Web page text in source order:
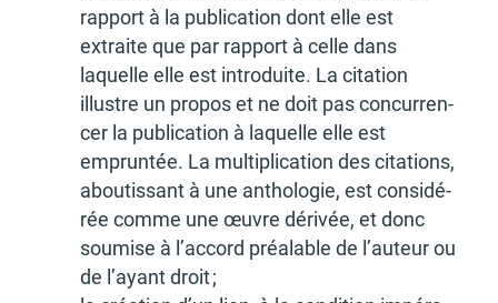
rapport à la publi­ca­tion dont elle est
extraite que par rapport à celle dans
laquelle elle est intro­duite. La cita­tion
illustre un propos et ne doit pas concur­ren­
cer la publi­ca­tion à laquelle elle est
emprun­tée. La multi­pli­ca­tion des cita­tions,
abou­tis­sant à une antho­lo­gie, est consi­dé­
rée comme une œuvre déri­vée, et donc
soumise à l’ac­cord préa­lable de l’au­teur ou
de l’ayant droit ;